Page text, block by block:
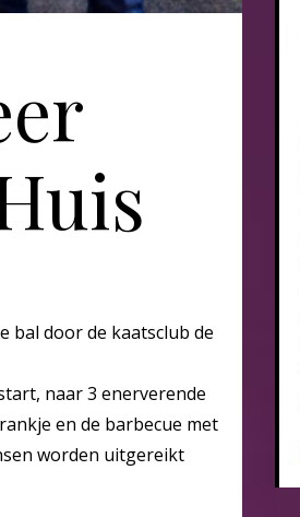
bal door de kaatsclub de
naar 3 enerverende
en de barbecue met
worden uitgereikt